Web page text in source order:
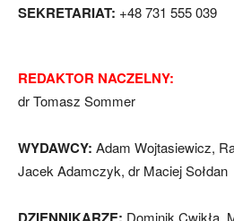
SEKRETARIAT: +48 731 555 039
REDAKTOR NACZELNY:
dr Tomasz Sommer
WYDAWCY: Adam Wojtasiewicz,
Jacek Adamczyk, dr Maciej Sołdan
Dominik Cwikła,